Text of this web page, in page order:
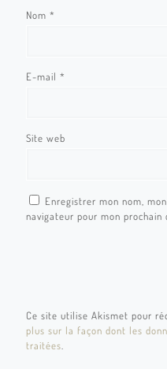
Nom *
E-mail *
Site web
Enregistrer mon nom,
navigateur pour mon prochain
Ce site utilise Akismet pour
plus sur la façon dont les
traitées